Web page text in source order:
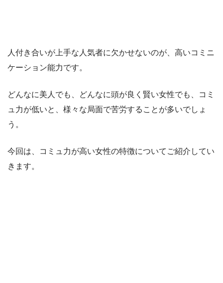
人付き合いが上手な人気者に欠かせないのが、高いコミニ
ケーション能力です。
どんなに美人でも、どんなに頭が良く賢い女性でも、コミ
ュ力が低いと、様々な局面で苦労することが多いでしょ
う。
今回は、コミュ力が高い女性の特徴についてご紹介してい
きます。